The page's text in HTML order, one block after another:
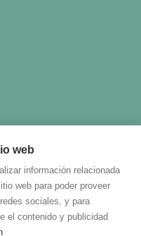
web
información relacionada
web para poder proveer
sociales, y para
el contenido y publicidad